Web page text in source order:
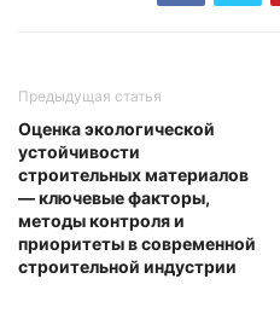
Предыдущая статья
Оценка экологической
устойчивости
строительных материалов
— ключевые факторы,
методы контроля и
приоритеты в современной
строительной индустрии